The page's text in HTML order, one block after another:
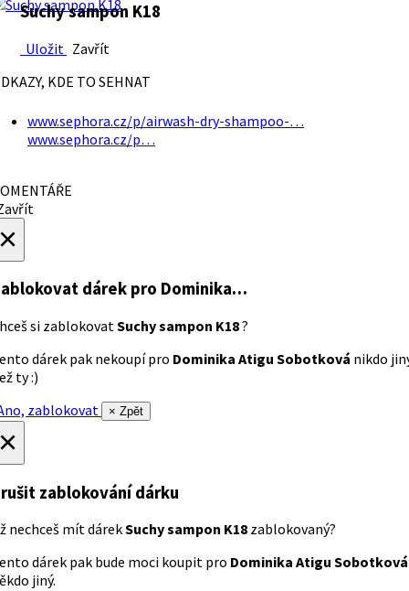
Suchy sampon K18
Uložit Zavřít
KDE TO SEHNAT
www.sephora.cz/p/airwash-dry-shampoo-…
www.sephora.cz/p…
dárek pro Dominika…
si zablokovatSuchy sampon K18?
dárek pak nekoupí pro Dominika Atigu Sobotková nikdo
ty :)
zablokovat
× Zpět
zablokování dárku
nechceš mít dárekSuchy sampon K18 zablokovaný?
dárek pak bude moci koupit pro Dominika Atigu Sobotková
jiný.